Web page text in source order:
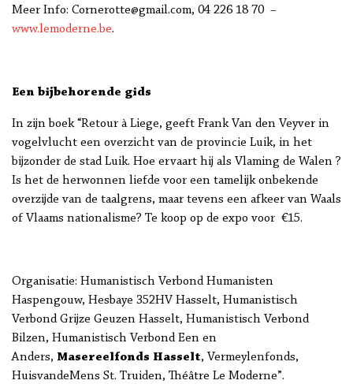
Meer Info: Cornerotte@gmail.com, 04 226 18 70 –
www.lemoderne.be.
Een bijbehorende gids
In zijn boek “Retour à Liege, geeft Frank Van den Veyver in
vogelvlucht een overzicht van de provincie Luik, in het
bijzonder de stad Luik. Hoe ervaart hij als Vlaming de Walen ?
Is het de herwonnen liefde voor een tamelijk onbekende
overzijde van de taalgrens, maar tevens een afkeer van Waals
of Vlaams nationalisme? Te koop op de expo voor €15.
Organisatie: Humanistisch Verbond Humanisten
Haspengouw, Hesbaye 352HV Hasselt, Humanistisch
Verbond Grijze Geuzen Hasselt, Humanistisch Verbond
Bilzen, Humanistisch Verbond Een en
Anders, Masereelfonds Hasselt, Vermeylenfonds,
HuisvandeMens St. Truiden, Théâtre Le Moderne”.